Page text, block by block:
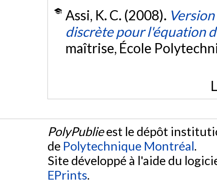
Assi, K. C. (2008).
discrète pour l'équation
maîtrise, École
PolyPublieest le dépôt
de Polytechnique Montréal.
Site développé à l'aide du
EPrints.